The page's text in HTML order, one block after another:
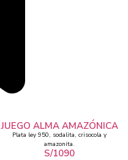
JUEGO ALMA AMAZÓNICA
Plata ley 950, sodalita, crisocola y
amazonita.
S/1090